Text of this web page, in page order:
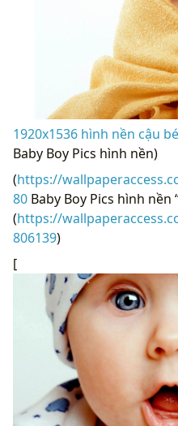
1920x1536 hình nền cậu
Baby Boy Pics hình nền)
(https://
80 Baby Boy Pics hình nền
(https://
806139)
[